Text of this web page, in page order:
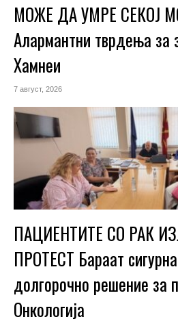
МОЖЕ ДА УМРЕ СЕКОЈ
Алармантни тврдења за
Хамнеи
7 август, 2026
ПАЦИЕНТИТЕ СО РАК
ПРОТЕСТ Бараат
долгорочно решение за
Онкологија